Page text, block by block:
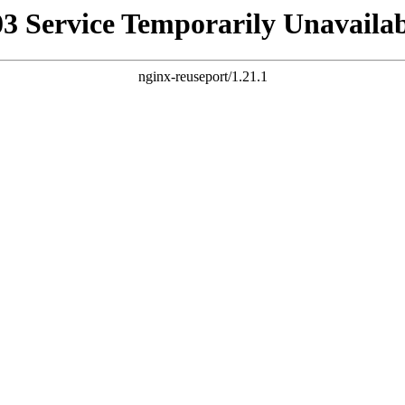
Service Temporarily
nginx-reuseport/1.21.1